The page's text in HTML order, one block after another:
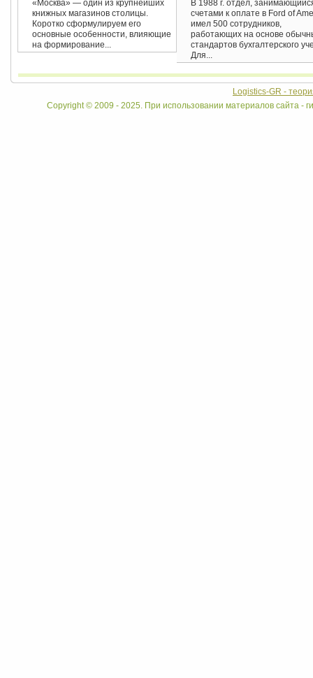
«Москва» — один из крупнейших
книжных магазинов столицы.
Коротко сформулируем его
основные особенности, влияющие
на формирование...
В 1988 г. отдел,
счетами к оплате в Ford of
имел 500 сотрудников,
работающих на основе
стандартов бухгалтерского
Для...
Logistics-GR -
Copyright © 2009 - 2025. При использовании материалов сайта -